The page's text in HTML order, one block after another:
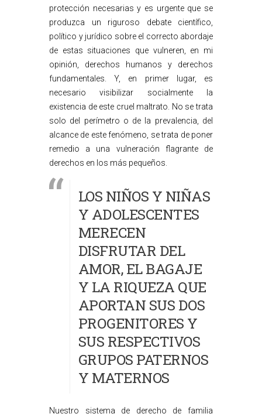
protección necesarias y es urgente que se
produzca un riguroso debate científico,
político y jurídico sobre el correcto abordaje
de estas situaciones que vulneren, en mi
opinión, derechos humanos y derechos
fundamentales. Y, en primer lugar, es
necesario visibilizar socialmente la
existencia de este cruel maltrato. No se trata
solo del perímetro o de la prevalencia, del
alcance de este fenómeno, se trata de poner
remedio a una vulneración flagrante de
derechos en los más pequeños.
LOS NIÑOS Y NIÑAS
Y ADOLESCENTES
MERECEN
DISFRUTAR DEL
AMOR, EL BAGAJE
Y LA RIQUEZA QUE
APORTAN SUS DOS
PROGENITORES Y
SUS RESPECTIVOS
GRUPOS PATERNOS
Y MATERNOS
Nuestro sistema de derecho de familia